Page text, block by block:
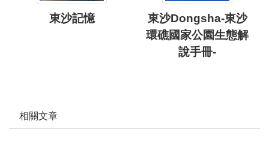
東沙記憶
東沙Dongsha-東沙
環礁國家公園生態解
說手冊-
相關文章